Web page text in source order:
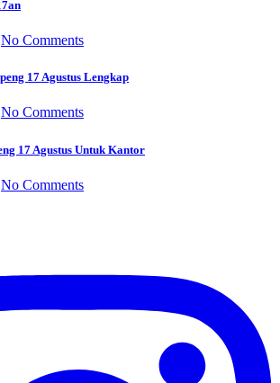
No Comments
17 Agustus Lengkap
No Comments
17 Agustus Untuk Kantor
No Comments